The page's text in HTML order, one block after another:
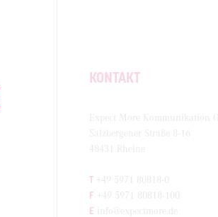
KONTAKT
Expect More Kommunikation
Salzbergener Straße 8-16
48431 Rheine
T +49 5971 80818-0
F +49 5971 80818-100
E info@expectmore.de